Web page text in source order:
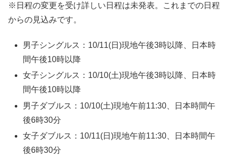
※日程の変更を受け詳しい日程は未発表。これまでの日程
からの見込みです。
男子シングルス：10/11(日)現地午後3時以降、日本時
間午後10時以降
女子シングルス：10/10(土)現地午後3時以降、日本時
間午後10時以降
男子ダブルス：10/10(土)現地午前11:30、日本時間午
後6時30分
女子ダブルス：10/11(日)現地午前11:30、日本時間午
後6時30分